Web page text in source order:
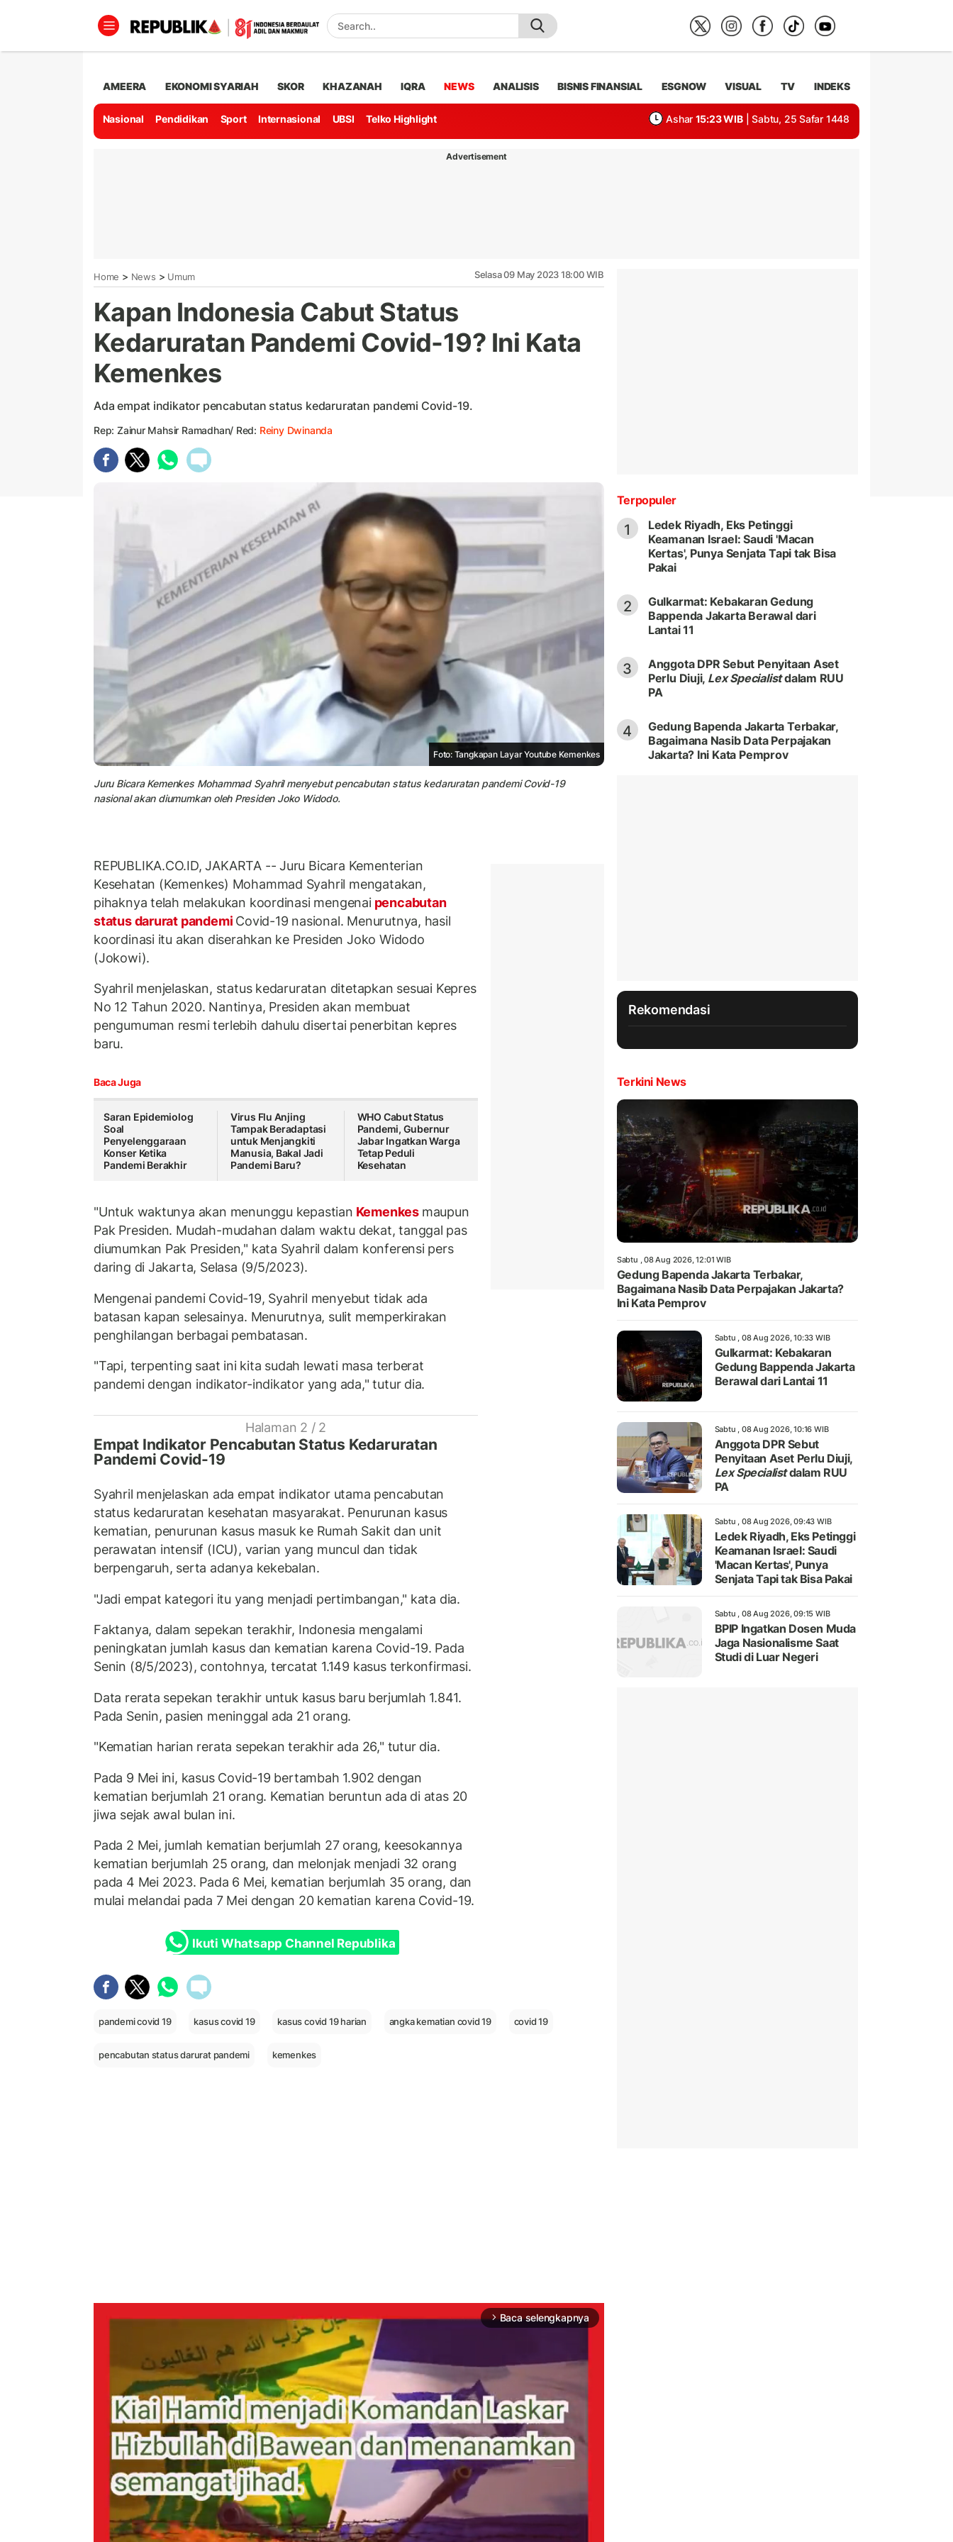
AMEERA EKONOMI SYARIAH SKOR KHAZANAH IQRA NEWS ANALISIS BISNIS FINANSIAL ESGNOW VISUAL TV INDEKS
Nasional Pendidikan Sport Internasional UBSI Telko Highlight Ashar 15:23 WIB | Sabtu, 25 Safar 1448
Advertisement
Home > News > Umum Selasa 09 May 2023 18:00 WIB
Kapan Indonesia Cabut Status
Kedaruratan Pandemi Covid-19? Ini Kata
Kemenkes
Ada empat indikator pencabutan status kedaruratan pandemi Covid-19.
Rep: Zainur Mahsir Ramadhan/ Red: Reiny Dwinanda
Foto: Tangkapan Layar Youtube Kemenkes
Juru Bicara Kemenkes Mohammad Syahril menyebut pencabutan status kedaruratan pandemi Covid-19
nasional akan diumumkan oleh Presiden Joko Widodo.
REPUBLIKA.CO.ID, JAKARTA -- Juru Bicara Kementerian
Kesehatan (Kemenkes) Mohammad Syahril mengatakan,
pihaknya telah melakukan koordinasi mengenaipencabutan
status darurat pandemi Covid-19 nasional. Menurutnya, hasil
koordinasi itu akan diserahkan ke Presiden Joko Widodo
(Jokowi).
Syahril menjelaskan, status kedaruratan ditetapkan sesuai Kepres
No 12 Tahun 2020. Nantinya, Presiden akan membuat
pengumuman resmi terlebih dahulu disertai penerbitan kepres
baru.
Baca Juga
Saran Epidemiolog
Soal
Penyelenggaraan
Konser Ketika
Pandemi Berakhir
Virus Flu Anjing
Tampak Beradaptasi
untuk Menjangkiti
Manusia, Bakal Jadi
Pandemi Baru?
WHO Cabut Status
Pandemi, Gubernur
Jabar Ingatkan Warga
Tetap Peduli
Kesehatan
"Untuk waktunya akan menunggu kepastian Kemenkes maupun
Pak Presiden. Mudah-mudahan dalam waktu dekat, tanggal pas
diumumkan Pak Presiden," kata Syahril dalam konferensi pers
daring di Jakarta, Selasa (9/5/2023).
Mengenai pandemi Covid-19, Syahril menyebut tidak ada
batasan kapan selesainya. Menurutnya, sulit memperkirakan
penghilangan berbagai pembatasan.
"Tapi, terpenting saat ini kita sudah lewati masa terberat
pandemi dengan indikator-indikator yang ada," tutur dia.
Halaman 2 / 2
Empat Indikator Pencabutan Status Kedaruratan
Pandemi Covid-19
Syahril menjelaskan ada empat indikator utama pencabutan
status kedaruratan kesehatan masyarakat. Penurunan kasus
kematian, penurunan kasus masuk ke Rumah Sakit dan unit
perawatan intensif (ICU), varian yang muncul dan tidak
berpengaruh, serta adanya kekebalan.
"Jadi empat kategori itu yang menjadi pertimbangan," kata dia.
Faktanya, dalam sepekan terakhir, Indonesia mengalami
peningkatan jumlah kasus dan kematian karena Covid-19. Pada
Senin (8/5/2023), contohnya, tercatat 1.149 kasus terkonfirmasi.
Data rerata sepekan terakhir untuk kasus baru berjumlah 1.841.
Pada Senin, pasien meninggal ada 21 orang.
"Kematian harian rerata sepekan terakhir ada 26," tutur dia.
Pada 9 Mei ini, kasus Covid-19 bertambah 1.902 dengan
kematian berjumlah 21 orang. Kematian beruntun ada di atas 20
jiwa sejak awal bulan ini.
Pada 2 Mei, jumlah kematian berjumlah 27 orang, keesokannya
kematian berjumlah 25 orang, dan melonjak menjadi 32 orang
pada 4 Mei 2023. Pada 6 Mei, kematian berjumlah 35 orang, dan
mulai melandai pada 7 Mei dengan 20 kematian karena Covid-19.
Ikuti Whatsapp Channel Republika
pandemi covid 19 kasus covid 19 kasus covid 19 harian angka kematian covid 19 covid 19
pencabutan status darurat pandemi kemenkes
arrow_forward_ios Baca selengkapnya
Terpopuler
1
Ledek Riyadh, Eks Petinggi
Keamanan Israel: Saudi 'Macan
Kertas', Punya Senjata Tapi tak Bisa
Pakai
2
Gulkarmat: Kebakaran Gedung
Bappenda Jakarta Berawal dari
Lantai 11
3
Anggota DPR Sebut Penyitaan Aset
Perlu Diuji, Lex Specialistdalam RUU
PA
4
Gedung Bapenda Jakarta Terbakar,
Bagaimana Nasib Data Perpajakan
Jakarta? Ini Kata Pemprov
Rekomendasi
Terkini News
Sabtu , 08 Aug 2026, 12:01 WIB
Gedung Bapenda Jakarta Terbakar,
Bagaimana Nasib Data Perpajakan Jakarta?
Ini Kata Pemprov
Sabtu , 08 Aug 2026, 10:33 WIB
Gulkarmat: Kebakaran
Gedung Bappenda Jakarta
Berawal dari Lantai 11
Sabtu , 08 Aug 2026, 10:16 WIB
Anggota DPR Sebut
Penyitaan Aset Perlu Diuji,
Lex Specialistdalam RUU
PA
Sabtu , 08 Aug 2026, 09:43 WIB
Ledek Riyadh, Eks Petinggi
Keamanan Israel: Saudi
'Macan Kertas', Punya
Senjata Tapi tak Bisa Pakai
Sabtu , 08 Aug 2026, 09:15 WIB
BPIP Ingatkan Dosen Muda
Jaga Nasionalisme Saat
Studi di Luar Negeri